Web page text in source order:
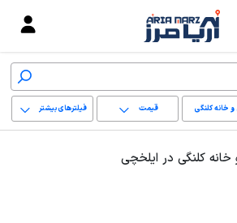
و خانه کلنگی قیمت فیلترهای بیشتر
کلنگی در ایلخچی